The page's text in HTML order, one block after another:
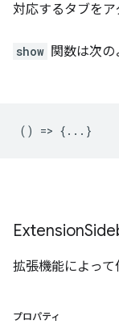
対応するタブをア
show 関数は次の
() => {...}
Extension
拡張機能によって
プロパティ